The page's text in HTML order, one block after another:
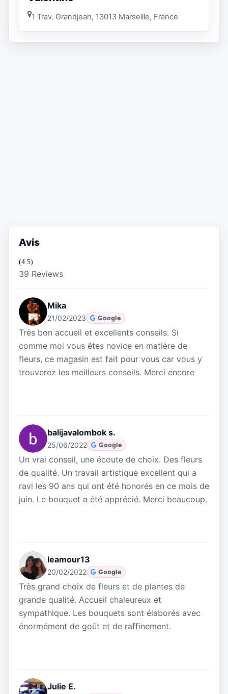
1 Trav. Grandjean, 13013 Marseille, France
Avis
(4.5)
39 Reviews
Mika
21/02/2023 Google
Très bon accueil et excellents conseils. Si
comme moi vous êtes novice en matière de
fleurs, ce magasin est fait pour vous car vous y
trouverez les meilleurs conseils. Merci encore
balijavalombok s.
25/06/2022 Google
Un vrai conseil, une écoute de choix. Des fleurs
de qualité. Un travail artistique excellent qui a
ravi les 90 ans qui ont été honorés en ce mois de
juin. Le bouquet a été apprécié. Merci beaucoup.
leamour13
20/02/2022 Google
Très grand choix de fleurs et de plantes de
grande qualité. Accueil chaleureux et
sympathique. Les bouquets sont élaborés avec
énormément de goût et de raffinement.
Julie E.